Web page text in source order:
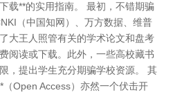
载**的实用指南。 最初，不错期骗
（中国知网）、万方数据、维普
大王人照管有关的学术论文和盘考
阅读或下载。此外，一些高校藏书
，提出学生充分期骗学校资源。 其
（Open Access）亦然一个伏击开